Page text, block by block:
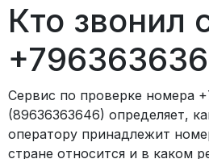
Кто звонил
Сервис по проверке номера
(89636363646) определяет,
оператору принадлежит
стране относится и в каком